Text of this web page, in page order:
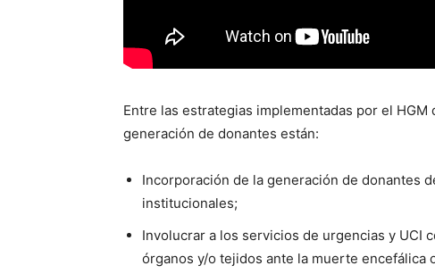
Entre las estrategias implementadas por el
generación de donantes están:
Incorporación de la generación de donantes
institucionales;
Involucrar a los servicios de urgencias y UCI
órganos y/o tejidos ante la muerte encefálica